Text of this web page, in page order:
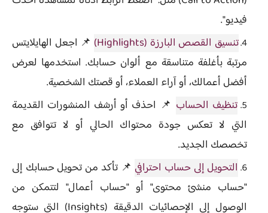
فيديو".
تنسيق القصص البارزة (Highlights)
📌 اجعل الهايلايتس
مرتبة بأغلفة متناسقة مع ألوان حسابك. استخدمها لعرض
أفضل أعمالك، أو آراء العملاء، أو قصتك الشخصية.
تنظيف الحساب 📌 احذف أو أرشف المنشورات القديمة
التي لا تعكس جودة محتواك الحالي أو لا تتوافق مع
تخصصك الجديد.
التحويل إلى حساب احترافي 📌 تأكد من تحويل حسابك إلى
"حساب منشئ محتوى" أو "حساب أعمال" لتتمكن من
الوصول إلى الإحصائيات الدقيقة (Insights) التي ستوجه